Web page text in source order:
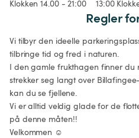
Klokken 14.00 - 21:00 13:00
Regler
Vi tilbyr den ideelle
tilbringe tid og fred i naturen.
I den gamle frukthagen finner du
strekker seg langt over
kan du se fjellene.
Vi er alltid veldig glade for de
på denne måten!!